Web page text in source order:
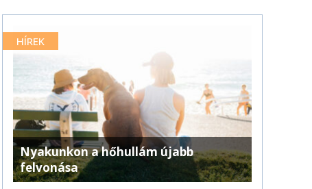
HÍREK
Nyakunkon a hőhullám újabb
felvonása